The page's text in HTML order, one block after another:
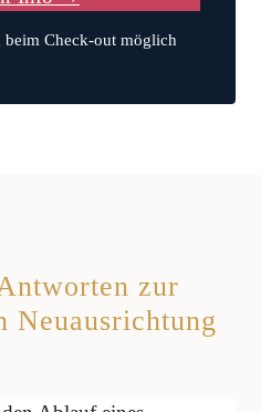
beim Check-out möglich
zur
Neuausrichtung